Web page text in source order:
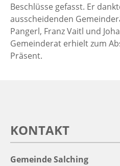
Beschlüsse gefasst. Er
ausscheidenden
Pangerl, Franz Vaitl und
Gemeinderat erhielt zum
Präsent.
KONTAKT
Gemeinde Salching